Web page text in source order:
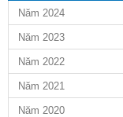
Năm 2024
Năm 2023
Năm 2022
Năm 2021
Năm 2020